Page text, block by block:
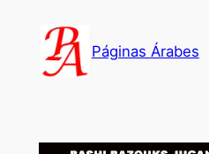
contenido
Páginas Árabes